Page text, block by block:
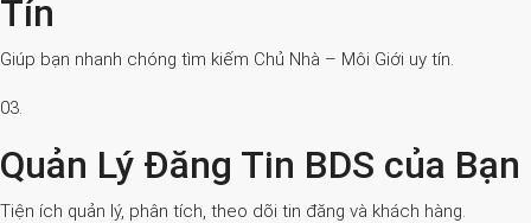
Tín
Giúp bạn nhanh chóng tìm kiếm Chủ Nhà – Môi Giới uy tín.
03.
Quản Lý Đăng Tin BDS của Bạn
Tiện ích quản lý, phân tích, theo dõi tin đăng và khách hàng.